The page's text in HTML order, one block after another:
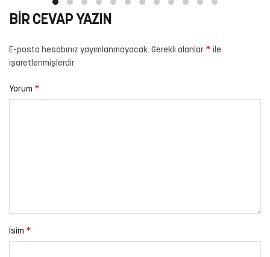
BIR CEVAP YAZIN
E-posta hesabınız yayımlanmayacak. Gerekli alanlar * ile
işaretlenmişlerdir
Yorum *
İsim *